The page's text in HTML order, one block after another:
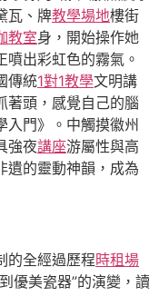
瓦、牌教學場地樓街
教室身，開始操作她
出彩虹色的霧氣。
傳統1對1教學文明講
著頭，感覺自己的腦
門》。中觸摸徽州
強夜講座游屬性與高
遺的靈動神韻，成為
的全經過歷程時租場
優美瓷器”的演變，讀